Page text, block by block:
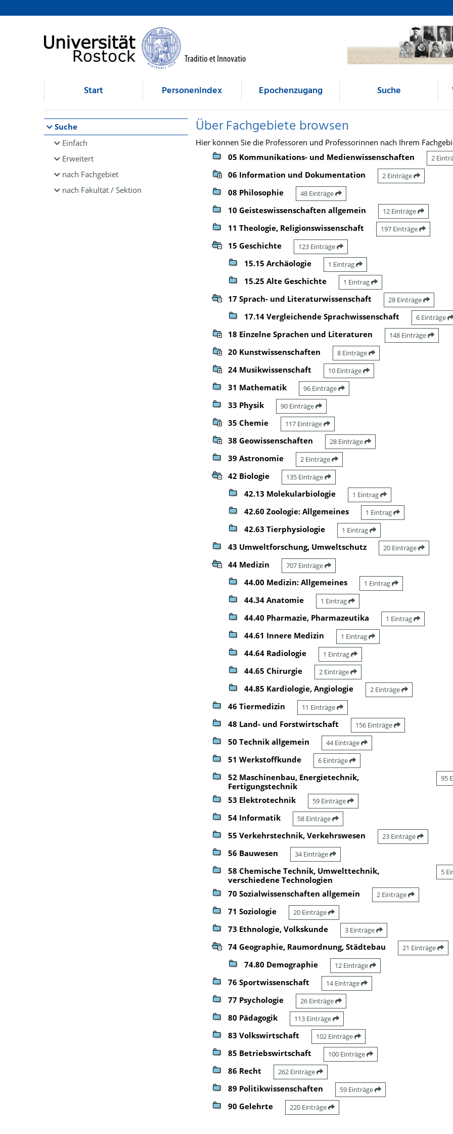
Browsen
direkt zum Inhalt
Start Personenindex Epochenzugang Suche
Suche
Einfach
Erweitert
nach Fachgebiet
nach Fakultät / Sektion
Über Fachgebiete browsen
Hier können Sie die Professoren und Professorinnen nach Ihrem
05 Kommunikations- und Medienwissenschaften
2
06 Information und Dokumentation 2 Einträge
08 Philosophie 48 Einträge
10 Geisteswissenschaften allgemein 12 Einträge
11 Theologie, Religionswissenschaft 197 Einträge
15 Geschichte 123 Einträge
15.15 Archäologie 1 Eintrag
15.25 Alte Geschichte 1 Eintrag
17 Sprach- und Literaturwissenschaft 28 Einträge
17.14 Vergleichende Sprachwissenschaft 6 Einträge
18 Einzelne Sprachen und Literaturen 148 Einträge
20 Kunstwissenschaften 8 Einträge
24 Musikwissenschaft 10 Einträge
31 Mathematik 96 Einträge
33 Physik 90 Einträge
35 Chemie 117 Einträge
38 Geowissenschaften 28 Einträge
39 Astronomie 2 Einträge
42 Biologie 135 Einträge
42.13 Molekularbiologie 1 Eintrag
42.60 Zoologie: Allgemeines 1 Eintrag
42.63 Tierphysiologie 1 Eintrag
43 Umweltforschung, Umweltschutz 20 Einträge
44 Medizin 707 Einträge
44.00 Medizin: Allgemeines 1 Eintrag
44.34 Anatomie 1 Eintrag
44.40 Pharmazie, Pharmazeutika 1 Eintrag
44.61 Innere Medizin 1 Eintrag
44.64 Radiologie 1 Eintrag
44.65 Chirurgie 2 Einträge
44.85 Kardiologie, Angiologie 2 Einträge
46 Tiermedizin 11 Einträge
48 Land- und Forstwirtschaft 156 Einträge
50 Technik allgemein 44 Einträge
51 Werkstoffkunde 6 Einträge
52 Maschinenbau, Energietechnik,
Fertigungstechnik
95
53 Elektrotechnik 59 Einträge
54 Informatik 58 Einträge
55 Verkehrstechnik, Verkehrswesen 23 Einträge
56 Bauwesen 34 Einträge
58 Chemische Technik, Umwelttechnik,
verschiedene Technologien
5
70 Sozialwissenschaften allgemein 2 Einträge
71 Soziologie 20 Einträge
73 Ethnologie, Volkskunde 3 Einträge
74 Geographie, Raumordnung, Städtebau 21 Einträge
74.80 Demographie 12 Einträge
76 Sportwissenschaft 14 Einträge
77 Psychologie 26 Einträge
80 Pädagogik 113 Einträge
83 Volkswirtschaft 102 Einträge
85 Betriebswirtschaft 100 Einträge
86 Recht 262 Einträge
89 Politikwissenschaften 59 Einträge
90 Gelehrte 220 Einträge